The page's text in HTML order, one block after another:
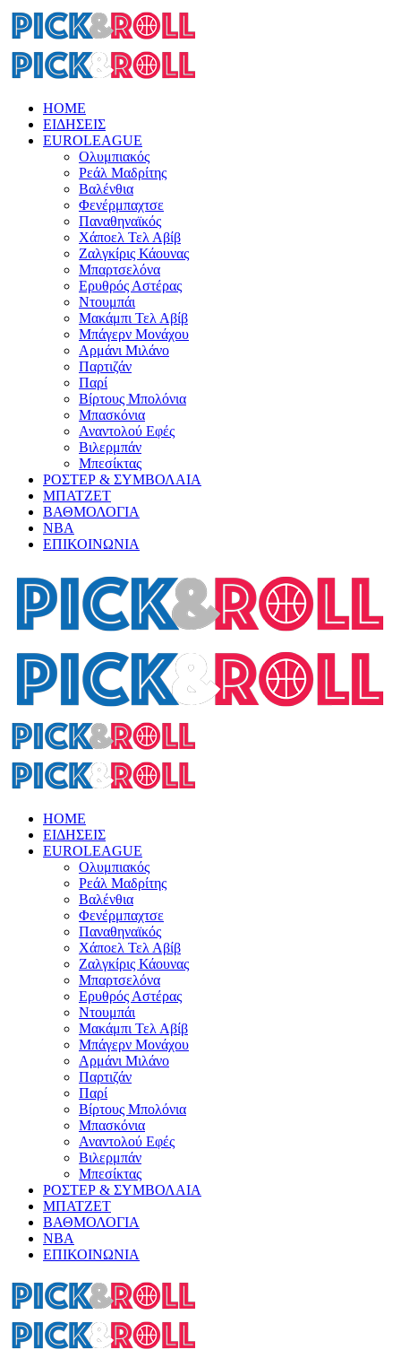
HOME
ΕΙΔΗΣΕΙΣ
EUROLEAGUE
Ολυμπιακός
Ρεάλ Μαδρίτης
Βαλένθια
Φενέρμπαχτσε
Παναθηναϊκός
Χάποελ Τελ Αβίβ
Ζαλγκίρις Κάουνας
Μπαρτσελόνα
Ερυθρός Αστέρας
Ντουμπάι
Μακάμπι Τελ Αβίβ
Μπάγερν Μονάχου
Αρμάνι Μιλάνο
Παρτιζάν
Παρί
Βίρτους Μπολόνια
Μπασκόνια
Αναντολού Εφές
Βιλερμπάν
Μπεσίκτας
ΡΟΣΤΕΡ & ΣΥΜΒΟΛΑΙΑ
ΜΠΑΤΖΕΤ
ΒΑΘΜΟΛΟΓΙΑ
ΝΒΑ
ΕΠΙΚΟΙΝΩΝΙΑ
HOME
ΕΙΔΗΣΕΙΣ
EUROLEAGUE
Ολυμπιακός
Ρεάλ Μαδρίτης
Βαλένθια
Φενέρμπαχτσε
Παναθηναϊκός
Χάποελ Τελ Αβίβ
Ζαλγκίρις Κάουνας
Μπαρτσελόνα
Ερυθρός Αστέρας
Ντουμπάι
Μακάμπι Τελ Αβίβ
Μπάγερν Μονάχου
Αρμάνι Μιλάνο
Παρτιζάν
Παρί
Βίρτους Μπολόνια
Μπασκόνια
Αναντολού Εφές
Βιλερμπάν
Μπεσίκτας
ΡΟΣΤΕΡ & ΣΥΜΒΟΛΑΙΑ
ΜΠΑΤΖΕΤ
ΒΑΘΜΟΛΟΓΙΑ
ΝΒΑ
ΕΠΙΚΟΙΝΩΝΙΑ